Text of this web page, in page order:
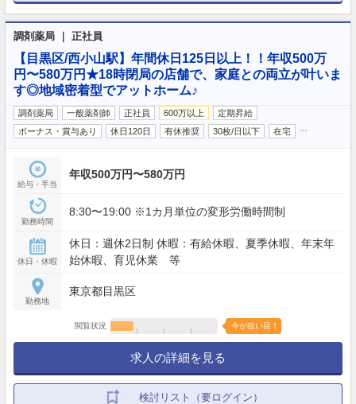
調剤薬局 ｜ 正社員
【目黒区/西小山駅】年間休日125日以上！！年収500万
円〜580万円★18時閉局の店舗で、家庭との両立が叶いま
す◎地域密着型でアットホーム♪
調剤薬局 一般薬剤師 正社員 600万以上
定期昇給
ボーナス・賞与あり
休日120日 有休推奨 30枚/日以下 在宅
給与・手当
年収500万円〜580万円
勤務時間
8:30〜19:00 ※1カ月単位の変形労働時間制
休日・休暇
休日：週休2日制 休暇：有給休暇、夏季休暇、年末年
始休暇、育児休業 等
勤務地
東京都目黒区
閲覧状況 今が狙い目！
求人の詳細を見る
検討リスト（要ログイン）